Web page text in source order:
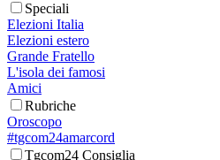
Speciali
Elezioni Italia
Elezioni estero
Grande Fratello
L'isola dei famosi
Amici
Rubriche
Oroscopo
#tgcom24amarcord
Tgcom24 Consiglia